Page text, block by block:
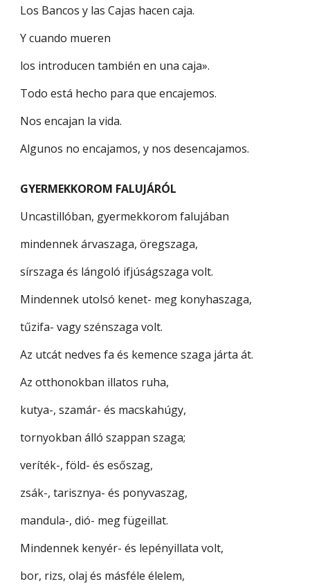
Los Bancos y las Cajas hacen caja.
Y cuando mueren
los introducen también en una caja».
Todo está hecho para que encajemos.
Nos encajan la vida.
Algunos no encajamos, y nos desencajamos.
GYERMEKKOROM FALUJÁRÓL
Uncastillóban, gyermekkorom falujában
mindennek árvaszaga, öregszaga,
sírszaga és lángoló ifjúságszaga volt.
Mindennek utolsó kenet- meg konyhaszaga,
tűzifa- vagy szénszaga volt.
Az utcát nedves fa és kemence szaga járta át.
Az otthonokban illatos ruha,
kutya-, szamár- és macskahúgy,
tornyokban álló szappan szaga;
veríték-, föld- és esőszag,
zsák-, tarisznya- és ponyvaszag,
mandula-, dió- meg fügeillat.
Mindennek kenyér- és lepényillata volt,
bor, rizs, olaj és másféle élelem,